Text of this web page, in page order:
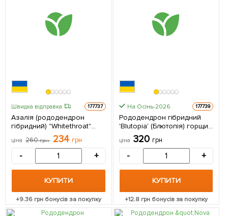
Швидка відправка 177737
Азалія (рододендрон
гібридний) "Whitethroat"
упаковці
ціна 260грн 234 грн
- +
КУПИТИ
+9.36 грн бонусів за покупку
На Осінь-2026 177739
Рододендрон гібридний
'Blutopia' (Блютопія) горщик
Р9 1 саджанець в упаковці
ціна 320 грн
- +
КУПИТИ
+12.8грн бонусів за покупку